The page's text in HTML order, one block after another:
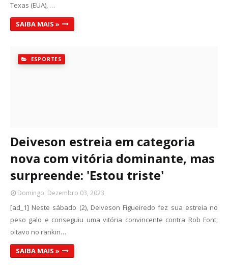
Texas (EUA), …
SAIBA MAIS »
ESPORTES
Deiveson estreia em categoria
nova com vitória dominante, mas
surpreende: 'Estou triste'
Domingo, Dezembro 03, 2023
[ad_1] Neste sábado (2), Deiveson Figueiredo fez sua estreia no
peso galo e conseguiu uma vitória convincente contra Rob Font,
oitavo no rankin…
SAIBA MAIS »